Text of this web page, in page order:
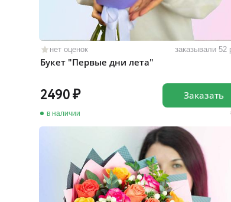
нет оценок заказывали 52
Букет "Первые дни лета"
2490
в наличии
Заказать